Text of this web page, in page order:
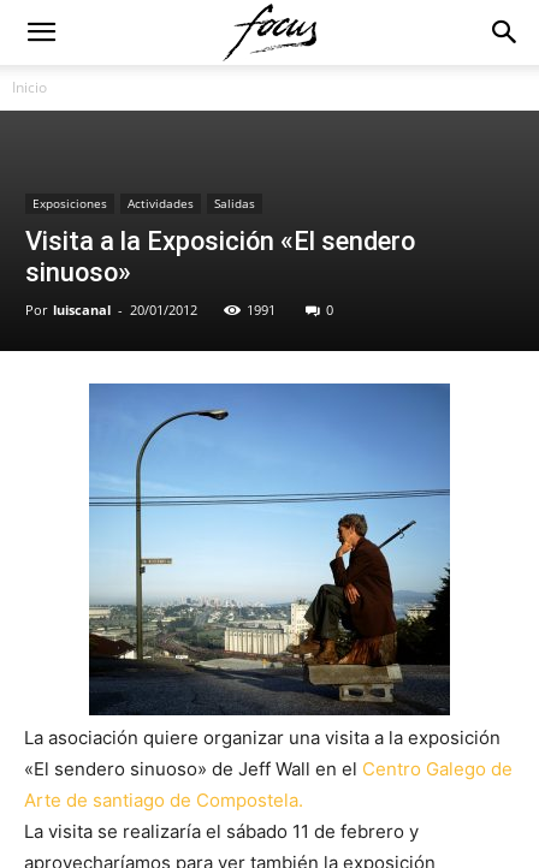
Inicio
Exposiciones Actividades Salidas
Visita a la Exposición «El sendero
sinuoso»
Por luiscanal - 20/01/2012 1991 0
La asociación quiere organizar una visita a la exposición
«El sendero sinuoso» de Jeff Wall en el Centro Galego de
Arte de santiago de Compostela.
La visita se realizaría el sábado 11 de febrero y
aprovecharíamos para ver también la exposición